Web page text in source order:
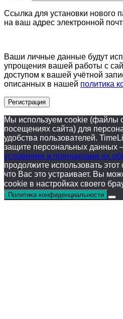
Ссылка для установки нового
на ваш адрес электронной
Ваши личные данные будут
упрощения вашей работы с
доступом к вашей учётной
описанных в нашей политика
Регистрация
Мы используем cookie (файлы
посещениях сайта) для
удобства пользователей.
защите персональных данных
условиями и принципами их
продолжите использовать
что Вас это устраивает. Вы
cookie в настройках своего
Политика конфиденциальности